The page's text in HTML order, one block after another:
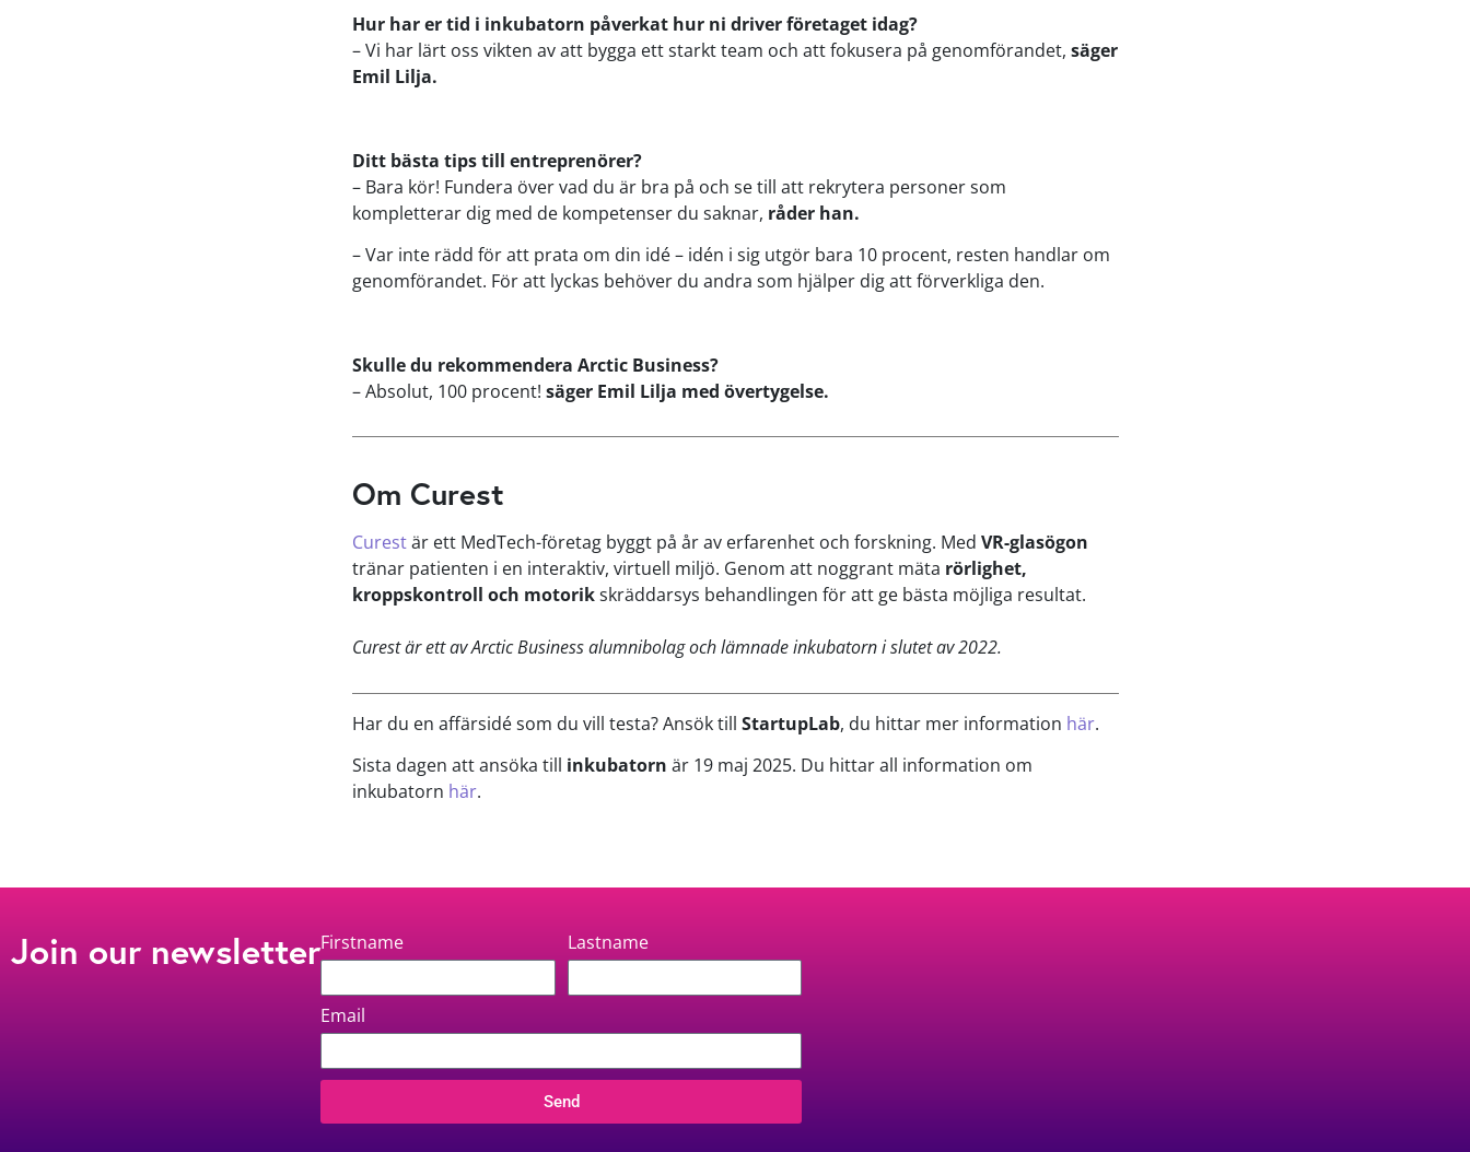
Hur har er tid i inkubatorn påverkat hur ni driver företaget idag?
– Vi har lärt oss vikten av att bygga ett starkt team och att fokusera på genomförandet, säger
Emil Lilja.
Ditt bästa tips till entreprenörer?
– Bara kör! Fundera över vad du är bra på och se till att rekrytera personer som
kompletterar dig med de kompetenser du saknar, råder han.
– Var inte rädd för att prata om din idé – idén i sig utgör bara 10 procent, resten handlar om
genomförandet. För att lyckas behöver du andra som hjälper dig att förverkliga den.
Skulle du rekommendera Arctic Business?
– Absolut, 100 procent! säger Emil Lilja med övertygelse.
Om Curest
Curestär ett MedTech-företag byggt på år av erfarenhet och forskning. Med VR-glasögon
tränar patienten i en interaktiv, virtuell miljö. Genom att noggrant mäta rörlighet,
kroppskontroll och motorikskräddarsys behandlingen för att ge bästa möjliga resultat.
Curest är ett av Arctic Business alumnibolag och lämnade inkubatorn i slutet av 2022.
Har du en affärsidé som du vill testa? Ansök till StartupLab, du hittar mer information här.
Sista dagen att ansöka till inkubatorn är 19 maj 2025. Du hittar all information om
inkubatorn här.
Join our newsletterFirstname Lastname
Email
Send